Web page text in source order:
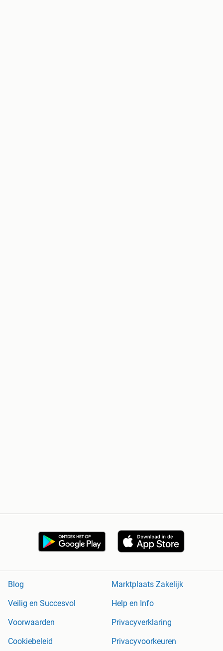
Blog
Marktplaats Zakelijk
Veilig en Succesvol
Help en Info
Voorwaarden
Privacyverklaring
Cookiebeleid
Privacyvoorkeuren